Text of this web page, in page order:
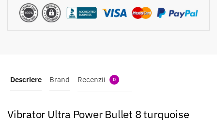
Descriere Brand Recenzii 0
Vibrator Ultra Power Bullet 8 turquoise